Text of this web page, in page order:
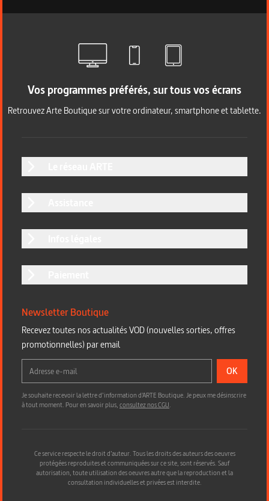
Vos programmes préférés, sur tous vos écrans
Retrouvez Arte Boutique sur votre ordinateur, smartphone et tablette.
Newsletter Boutique
Recevez toutes nos actualités VOD (nouvelles sorties, offres
promotionnelles) par email
OK
Je souhaite recevoir la lettre d’information d'ARTE Boutique. Je peux me désinscrire
à tout moment. Pour en savoir plus,consultez nos CGU.
Ce service respecte le droit d’auteur. Tous les droits des auteurs des oeuvres
protégées reproduites et communiquées sur ce site, sont réservés. Sauf
autorisation, toute utilisation des oeuvres autre que la reproduction et la
consultation individuelles et privées est interdite.